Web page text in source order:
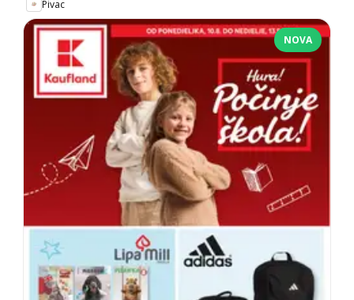
Pivac
NOVA